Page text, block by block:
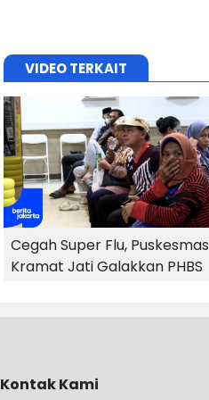
VIDEO TERKAIT
Cegah Super Flu, Puskesmas
Kramat Jati Galakkan PHBS
Kontak Kami